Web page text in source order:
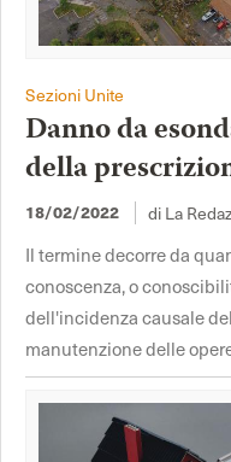
Sezioni Unite
Danno da
della
18/02/2022 di La
Il termine decorre da
conoscenza, o
dell'incidenza causale
manutenzione delle